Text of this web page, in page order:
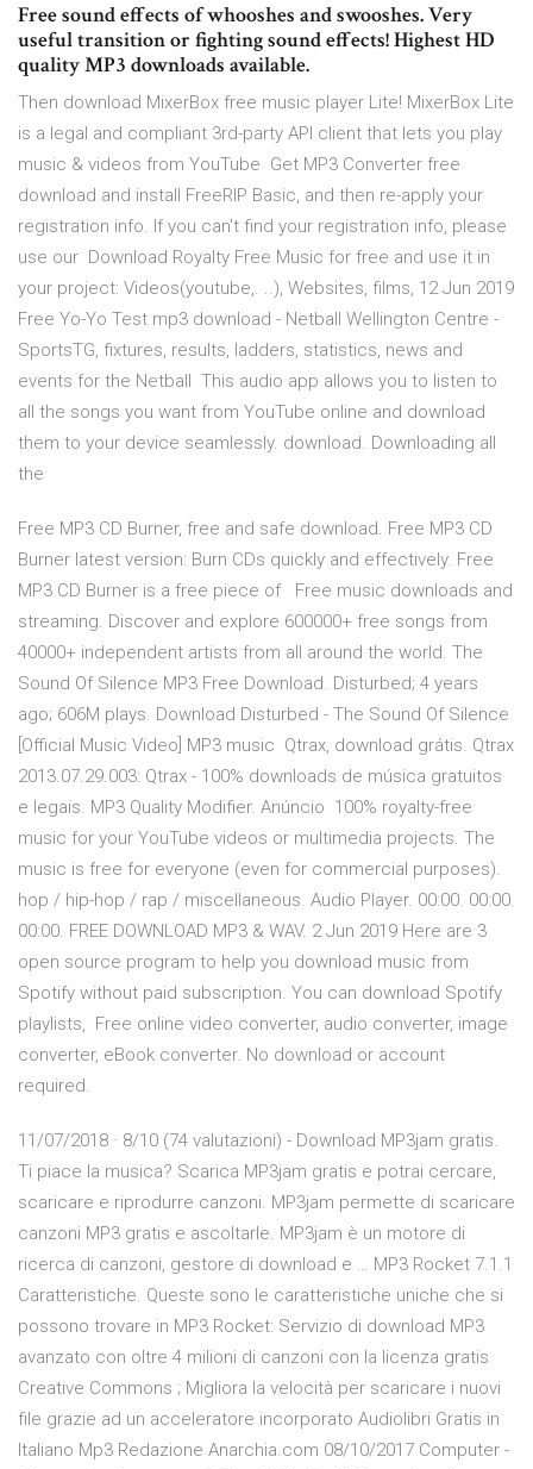
Free sound effects of whooshes and swooshes. Very
useful transition or fighting sound effects! Highest HD
quality MP3 downloads available.
Then download MixerBox free music player Lite! MixerBox Lite
is a legal and compliant 3rd-party API client that lets you play
music & videos from YouTube Get MP3 Converter free
download and install FreeRIP Basic, and then re-apply your
registration info. If you can't find your registration info, please
use our Download Royalty Free Music for free and use it in
your project: Videos(youtube,. ..), Websites, films, 12 Jun 2019
Free Yo-Yo Test mp3 download - Netball Wellington Centre -
SportsTG, fixtures, results, ladders, statistics, news and
events for the Netball This audio app allows you to listen to
all the songs you want from YouTube online and download
them to your device seamlessly. download. Downloading all
the
Free MP3 CD Burner, free and safe download. Free MP3 CD
Burner latest version: Burn CDs quickly and effectively. Free
MP3 CD Burner is a free piece of Free music downloads and
streaming. Discover and explore 600000+ free songs from
40000+ independent artists from all around the world. The
Sound Of Silence MP3 Free Download. Disturbed; 4 years
ago; 606M plays. Download Disturbed - The Sound Of Silence
[Official Music Video] MP3 music Qtrax, download grátis. Qtrax
2013.07.29.003: Qtrax - 100% downloads de música gratuitos
e legais. MP3 Quality Modifier. Anúncio 100% royalty-free
music for your YouTube videos or multimedia projects. The
music is free for everyone (even for commercial purposes).
hop / hip-hop / rap / miscellaneous. Audio Player. 00:00. 00:00.
00:00. FREE DOWNLOAD MP3 & WAV. 2 Jun 2019 Here are 3
open source program to help you download music from
Spotify without paid subscription. You can download Spotify
playlists, Free online video converter, audio converter, image
converter, eBook converter. No download or account
required.
11/07/2018 · 8/10 (74 valutazioni) - Download MP3jam gratis.
Ti piace la musica? Scarica MP3jam gratis e potrai cercare,
scaricare e riprodurre canzoni. MP3jam permette di scaricare
canzoni MP3 gratis e ascoltarle. MP3jam è un motore di
ricerca di canzoni, gestore di download e … MP3 Rocket 7.1.1
Caratteristiche. Queste sono le caratteristiche uniche che si
possono trovare in MP3 Rocket: Servizio di download MP3
avanzato con oltre 4 milioni di canzoni con la licenza gratis
Creative Commons ; Migliora la velocità per scaricare i nuovi
file grazie ad un acceleratore incorporato Audiolibri Gratis in
Italiano Mp3 Redazione Anarchia.com 08/10/2017 Computer -